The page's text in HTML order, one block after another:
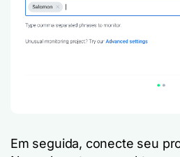
Em seguida, conecte seu